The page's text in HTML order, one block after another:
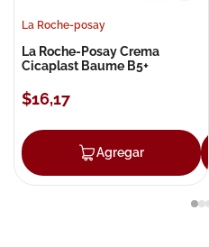
La Roche-posay
La Roche-Posay Crema
Cicaplast Baume B5+
$16,17
Agregar